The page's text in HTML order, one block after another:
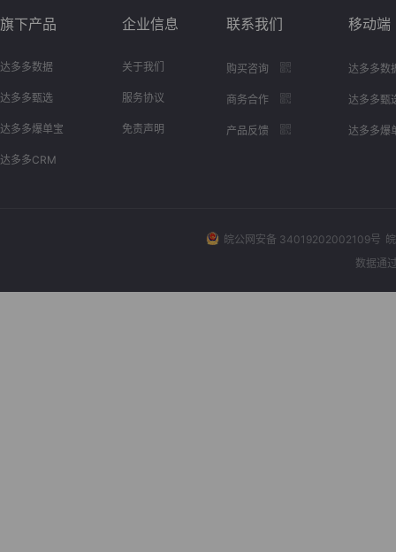
旗下产品
达多多数据
达多多甄选
达多多爆单宝
达多多CRM
企业信息
关于我们
服务协议
免责声明
联系我们
购买咨询
商务合作
产品反馈
移动端
达多多数
达多多甄
达多多爆
皖公网安备 34019202002109号
数据通